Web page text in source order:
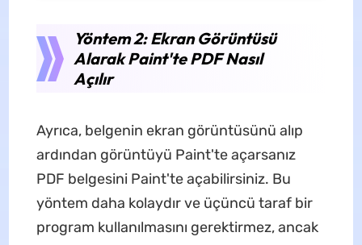
Yöntem 2: Ekran Görüntüsü
Alarak Paint'te PDF Nasıl
Açılır
Ayrıca, belgenin ekran görüntüsünü alıp
ardından görüntüyü Paint'te açarsanız
PDF belgesini Paint'te açabilirsiniz. Bu
yöntem daha kolaydır ve üçüncü taraf bir
program kullanılmasını gerektirmez, ancak